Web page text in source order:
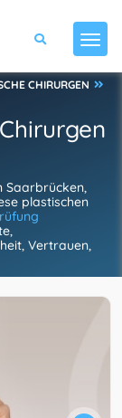
CHIRURGEN
Saarbrücken,
plastischen
Vertrauen,